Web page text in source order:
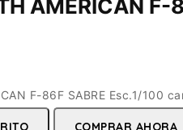
AMERICAN F-
F-86F SABRE Esc.1/100
COMPRAR AHORA